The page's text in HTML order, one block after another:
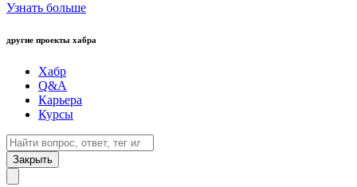
Узнать больше
другие проекты хабра
Хабр
Q&A
Карьера
Курсы
Закрыть